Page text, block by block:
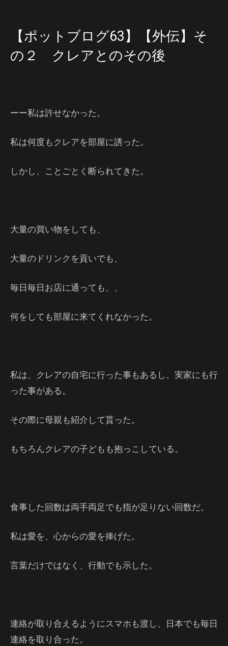
【ポットブログ63】【外伝】そ
の２ クレアとのその後
ーー私は許せなかった。
私は何度もクレアを部屋に誘った。
しかし、ことごとく断られてきた。
大量の買い物をしても、
大量のドリンクを貢いでも、
毎日毎日お店に通っても、、
何をしても部屋に来てくれなかった。
私は、クレアの自宅に行った事もあるし、実家にも行
った事がある。
その際に母親も紹介して貰った。
もちろんクレアの子どもも抱っこしている。
食事した回数は両手両足でも指が足りない回数だ。
私は愛を、心からの愛を捧げた。
言葉だけではなく、行動でも示した。
連絡が取り合えるようにスマホも渡し、日本でも毎日
連絡を取り合った。